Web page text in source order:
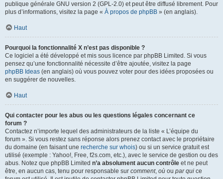
publique générale GNU version 2 (GPL-2.0) et peut être diffusé librement. Pour
plus d’informations, visitez la page « À propos de phpBB » (en anglais).
Haut
Pourquoi la fonctionnalité X n’est pas disponible ?
Ce logiciel a été développé et mis sous licence par phpBB Limited. Si vous
pensez qu’une fonctionnalité nécessite d’être ajoutée, visitez la page
phpBB Ideas (en anglais) où vous pouvez voter pour des idées proposées ou
en suggérer de nouvelles.
Haut
Qui contacter pour les abus ou les questions légales concernant ce
forum ?
Contactez n’importe lequel des administrateurs de la liste « L’équipe du
forum ». Si vous restez sans réponse alors prenez contact avec le propriétaire
du domaine (en faisant une recherche sur whois) ou si un service gratuit est
utilisé (exemple : Yahoo!, Free, f2s.com, etc.), avec le service de gestion ou des
abus. Notez que phpBB Limited n’a absolument aucun contrôle et ne peut
être, en aucun cas, tenu pour responsable sur comment, où ou par qui ce